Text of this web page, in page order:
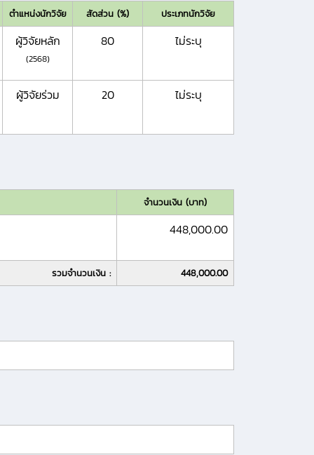
ตำแหน่งนักวิจัย สัดส่วน (%) ประเภทนักวิจัย
ผู้วิจัยหลัก
(2568)
80 ไม่ระบุ
ผู้วิจัยร่วม 20 ไม่ระบุ
จำนวนเงิน (บาท)
448,000.00
รวมจำนวนเงิน : 448,000.00